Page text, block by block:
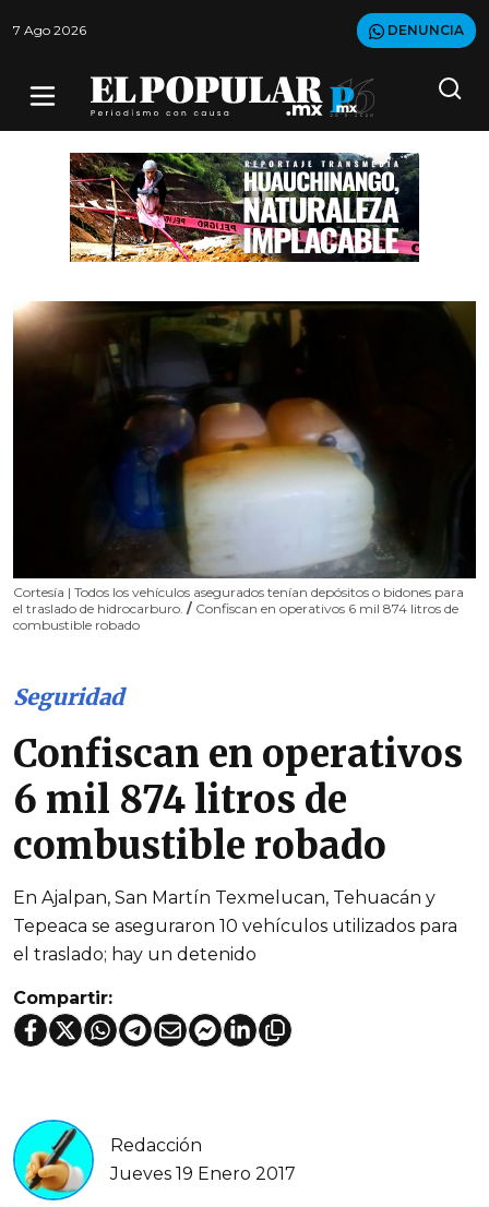
7 Ago 2026 DENUNCIA
Cortesía | Todos los vehículos asegurados tenían depósitos o bidones para
el traslado de hidrocarburo. / Confiscan en operativos 6 mil 874 litros de
combustible robado
Seguridad
Confiscan en operativos
6 mil 874 litros de
combustible robado
En Ajalpan, San Martín Texmelucan, Tehuacán y
Tepeaca se aseguraron 10 vehículos utilizados para
el traslado; hay un detenido
Compartir:
Redacción
Jueves 19 Enero 2017